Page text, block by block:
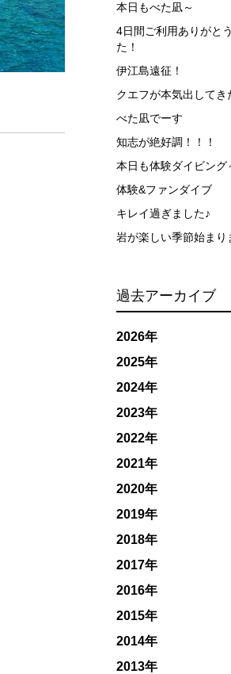
本日もべた凪～
4日間ご利用ありがと
た！
伊江島遠征！
クエフが本気出してき
べた凪でーす
知志が絶好調！！！
本日も体験ダイビング
体験&ファンダイブ
キレイ過ぎました♪
岩が楽しい季節始まり
過去アーカイブ
2026年
2025年
2024年
2023年
2022年
2021年
2020年
2019年
2018年
2017年
2016年
2015年
2014年
2013年
ジラとの接触によってトラブルが発生
これらを要因として傷害や損害が発生
ー開催主催者とガイド、船舶の保有者